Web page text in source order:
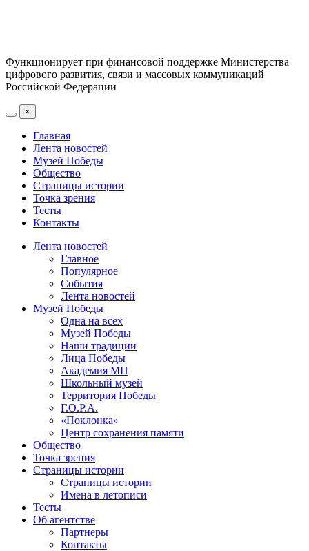
Функционирует при финансовой поддержке Министерства
цифрового развития, связи и массовых коммуникаций
Российской Федерации
×
Главная
Лента новостей
Музей Победы
Общество
Страницы истории
Точка зрения
Тесты
Контакты
Лента новостей
Главное
Популярное
События
Лента новостей
Музей Победы
Одна на всех
Музей Победы
Наши традиции
Лица Победы
Академия МП
Школьный музей
Территория Победы
Г.О.Р.А.
«Поклонка»
Центр сохранения памяти
Общество
Точка зрения
Страницы истории
Страницы истории
Имена в летописи
Тесты
Об агентстве
Партнеры
Контакты